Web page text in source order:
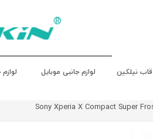
قاب نیلکین لوازم جانبی موبایل